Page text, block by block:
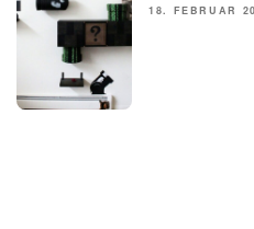
POSTED
18. FEBRUAR